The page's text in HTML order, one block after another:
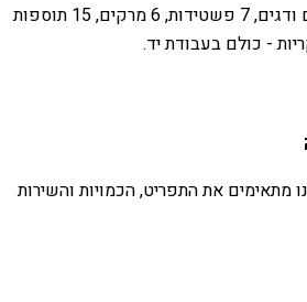
27 סלטים, 14 מנות ביניים ודגים, 7 פשטידות, 6 מרקים, 15 תוספות
מתאימים את התפריט, הכמויות והשירות